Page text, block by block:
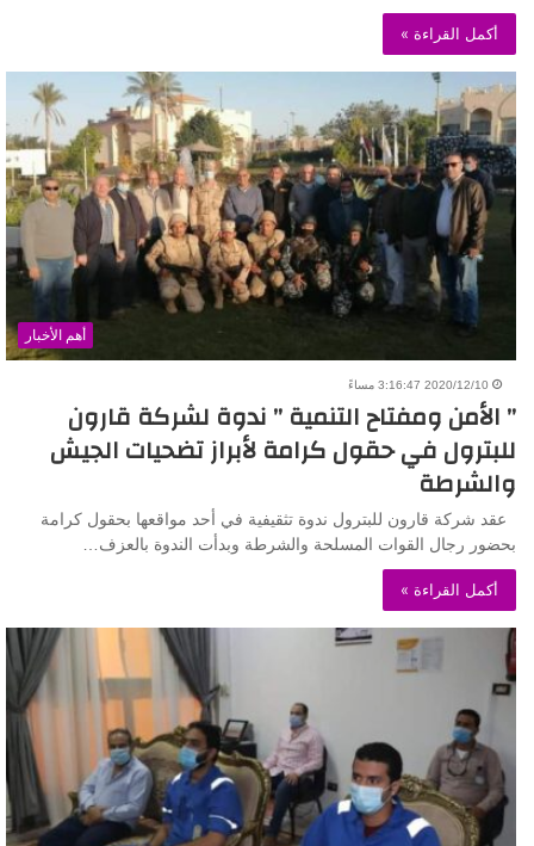
أكمل القراءة »
أهم الأخبار
2020/12/10 3:16:47 مساءً
” الأمن ومفتاح التنمية ” ندوة لشركة قارون
للبترول في حقول كرامة لأبراز تضحيات الجيش
والشرطة
عقد شركة قارون للبترول ندوة تثقيفية في أحد مواقعها بحقول كرامة
بحضور رجال القوات المسلحة والشرطة وبدأت الندوة بالعزف…
أكمل القراءة »